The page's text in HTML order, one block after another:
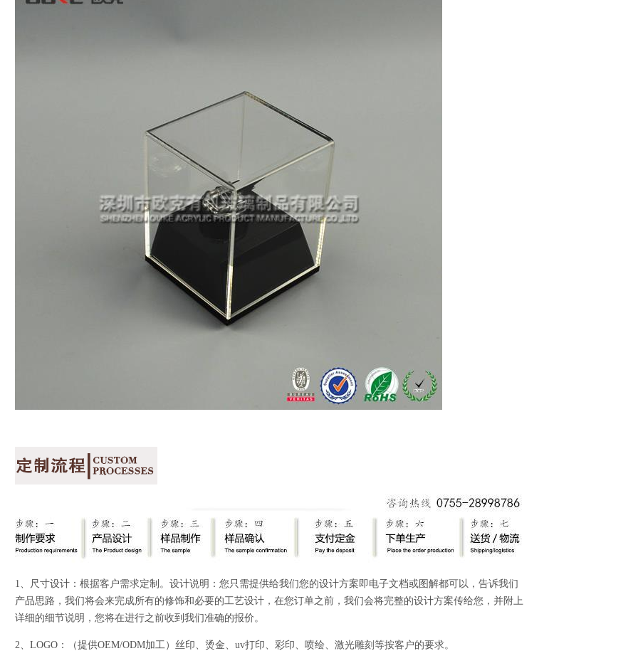
1、尺寸设计：根据客户需求定制。设计说明：您只需提供给我们您的设计方案即电子文档或图解都可以，告诉我们
产品思路，我们将会来完成所有的修饰和必要的工艺设计，在您订单之前，我们会将完整的设计方案传给您，并附上
详细的细节说明，您将在进行之前收到我们准确的报价。
2、LOGO：（提供OEM/ODM加工）丝印、烫金、uv打印、彩印、喷绘、激光雕刻等按客户的要求。